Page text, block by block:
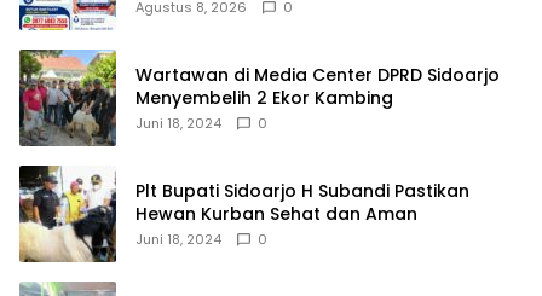
Rehabilitasi NAPZA 24 Jam
Agustus 8, 2026 0
Wartawan di Media Center DPRD Sidoarjo
Menyembelih 2 Ekor Kambing
Juni 18, 2024 0
Plt Bupati Sidoarjo H Subandi Pastikan
Hewan Kurban Sehat dan Aman
Juni 18, 2024 0